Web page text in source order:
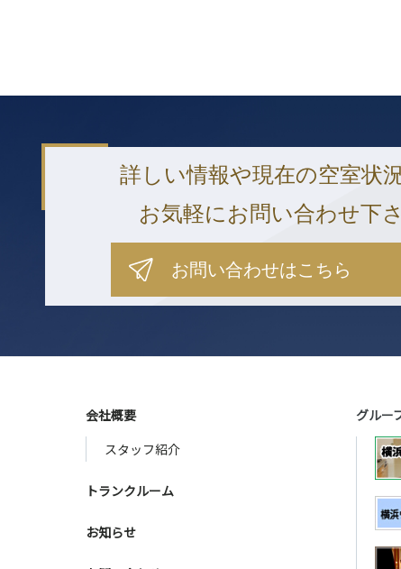
詳しい情報や現在の空室状況
お気軽にお問い合わせ下さ
お問い合わせはこちら
会社概要
スタッフ紹介
トランクルーム
お知らせ
グルー